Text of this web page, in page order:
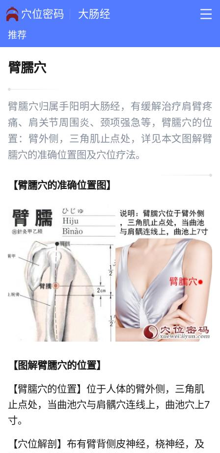
穴位密码 大肠经
推荐
臂臑穴
臂臑穴归属手阳明大肠经，有缓解治疗肩臂疼
痛、肩关节周围炎、颈项强急等，臂臑穴的位
置：臂外侧，三角肌止点处，详见本文图解臂
臑穴的准确位置图及穴位疗法。
【臂臑穴的准确位置图】
【图解臂臑穴的位置】
【臂臑穴的位置】位于人体的臂外侧，三角肌
止点处，当曲池穴与肩髃穴连线上，曲池穴上7
寸。
【穴位解剖】布有臂背侧皮神经，桡神经，及